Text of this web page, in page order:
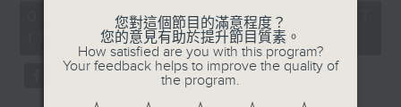
seconds
06/08/2026 - 足本 Full (HKT
17:00 - 18:00)
您對這個節目的滿意程度？
您的意見有助於提升節目質素。
How satisfied are you with this program?
Your feedback helps to improve the quality of
the program.